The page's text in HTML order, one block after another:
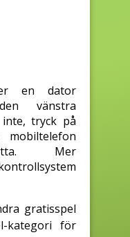
en dator
vänstra
inte, tryck på
Mer
gratisspel
kategori för